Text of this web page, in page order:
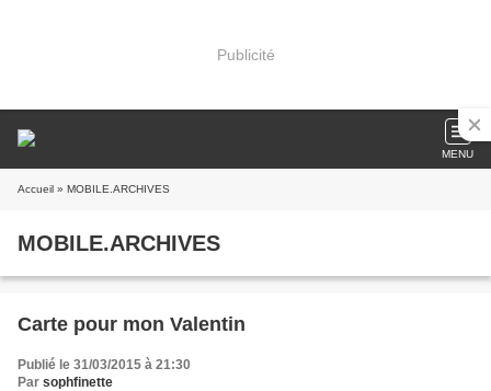
Publicité
MENU
Accueil » MOBILE.ARCHIVES
MOBILE.ARCHIVES
Carte pour mon Valentin
Publié le 31/03/2015 à 21:30
Par sophfinette